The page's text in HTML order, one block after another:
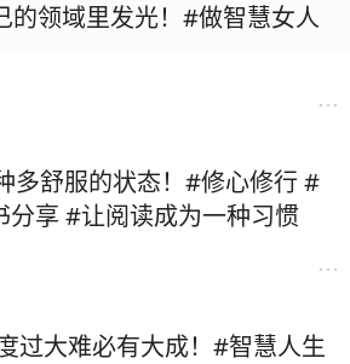
的领域里发光！#做智慧女人
多舒服的状态！#修心修行 #
享 #让阅读成为一种习惯
过大难必有大成！#智慧人生